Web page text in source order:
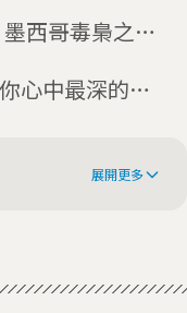
展開更多